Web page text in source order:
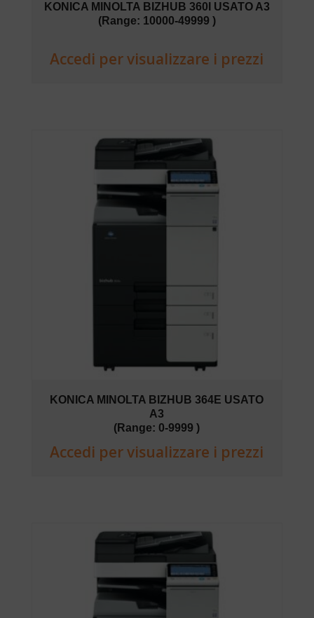
KONICA MINOLTA BIZHUB 360I USATO A3
(Range: 10000-49999 )
Accedi per visualizzare i prezzi
KONICA MINOLTA BIZHUB 364E USATO
A3
(Range: 0-9999 )
Accedi per visualizzare i prezzi